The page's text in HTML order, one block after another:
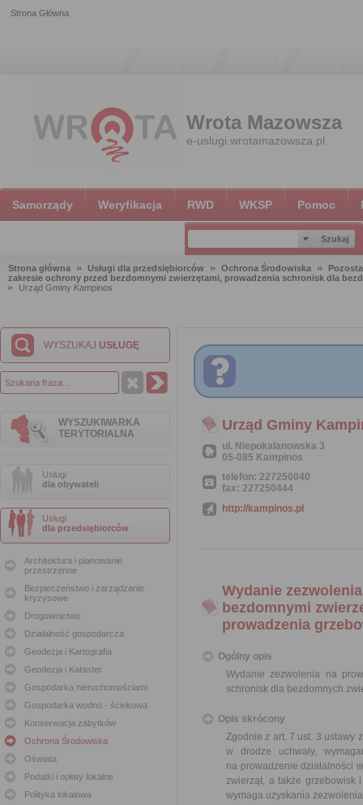
Strona Główna
Wrota Mazowsza
e-uslugi.wrotamazowsza.pl
Samorządy Weryfikacja RWD WKSP Pomoc
Strona główna Usługi dla przedsiębiorców Ochrona Środowiska
zakresie ochrony przed bezdomnymi zwierzętami, prowadzenia schronisk dla
Urząd Gminy Kampinos
WYSZUKAJ USŁUGĘ
WYSZUKIWARKA
TERYTORIALNA
Usługi
dla obywateli
Usługi
dla przedsiębiorców
Architektura i planowanie
przestrzenne
Bezpieczeństwo i zarządzanie
kryzysowe
Drogownictwo
Działalność gospodarcza
Geodezja i Kartografia
Geodezja i Kataster
Gospodarka nieruchomościami
Gospodarka wodno - ściekowa
Konserwacja zabytków
Ochrona Środowiska
Oświata
Podatki i opłaty lokalne
Polityka lokalowa
Urząd Gminy
ul. Niepokalanowska 3
05-085 Kampinos
telefon: 227250040
fax: 227250444
http://kampinos.pl
Wydanie
bezdomnymi
prowadzenia
Ogólny opis
Wydanie zezwolenia na
schronisk dla bezdomnych
Opis skrócony
Zgodnie z art. 7 ust. 3 ustawy
w drodze uchwały,
na prowadzenie działalności
zwierząt, a także grzebowisk
wymaga uzyskania